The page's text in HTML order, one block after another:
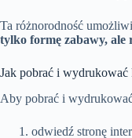
Ta różnorodność
tylko formę zabawy, ale
Jak pobrać i
Aby pobrać i
odwiedź stronę